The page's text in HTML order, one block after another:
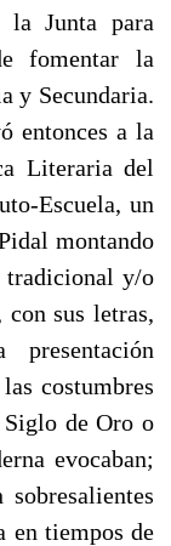
la Junta para
fomentar la
y Secundaria.
en­tonces a la
Literaria del
Escuela, un
montando
tradicional y/o
sus letras,
costumbres
de Oro o
evocaban;
sobresalientes
en tiempos de